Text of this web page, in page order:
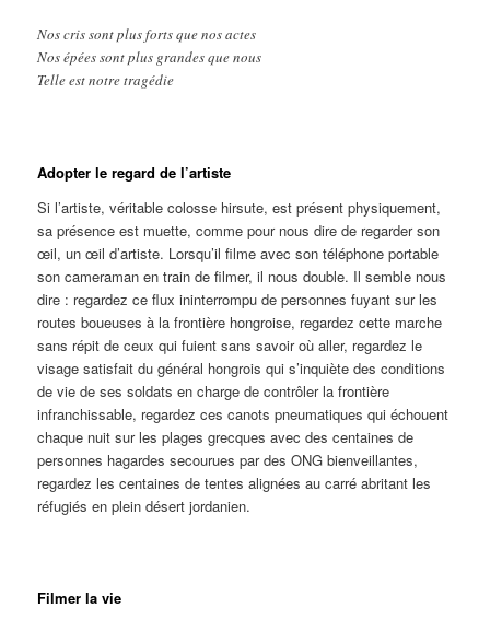
Nos cris sont plus forts que nos actes
Nos épées sont plus grandes que nous
Telle est notre tragédie
Adopter le regard de l’artiste
Si l’artiste, véritable colosse hirsute, est présent physiquement,
sa présence est muette, comme pour nous dire de regarder son
œil, un œil d’artiste. Lorsqu’il filme avec son téléphone portable
son cameraman en train de filmer, il nous double. Il semble nous
dire : regardez ce flux ininterrompu de personnes fuyant sur les
routes boueuses à la frontière hongroise, regardez cette marche
sans répit de ceux qui fuient sans savoir où aller, regardez le
visage satisfait du général hongrois qui s’inquiète des conditions
de vie de ses soldats en charge de contrôler la frontière
infranchissable, regardez ces canots pneumatiques qui échouent
chaque nuit sur les plages grecques avec des centaines de
personnes hagardes secourues par des ONG bienveillantes,
regardez les centaines de tentes alignées au carré abritant les
réfugiés en plein désert jordanien.
Filmer la vie